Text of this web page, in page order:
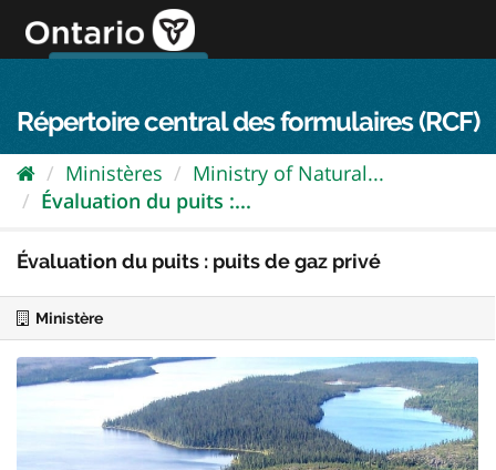
directement
au
Répertoire central des formulaires (RCF)
Ministères
Ministry of Natural...
Évaluation du puits :...
Évaluation du puits : puits de gaz privé
Ministère